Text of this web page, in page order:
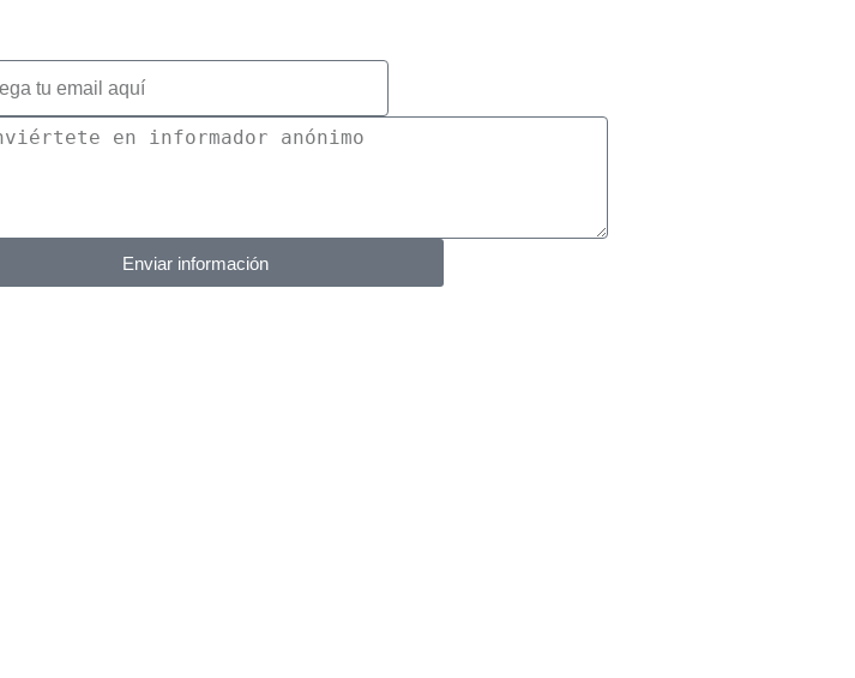
Enviar información